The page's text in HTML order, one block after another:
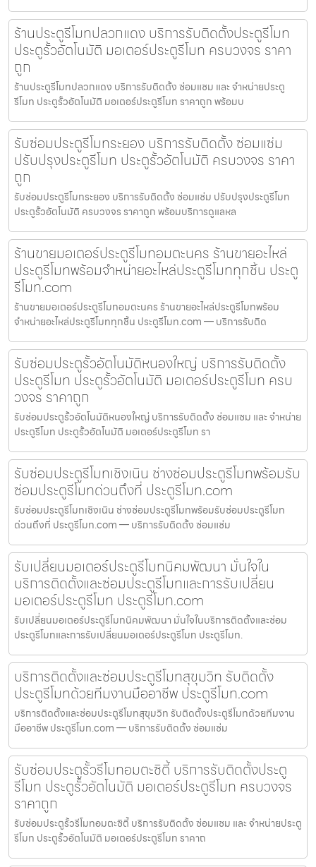
ร้านประตูรีโมทปลวกแดง บริการรับติดตั้งประตูรีโมท
ประตูรั้วอัตโนมัติ มอเตอร์ประตูรีโมท ครบวงจร ราคา
ถูก
ร้านประตูรีโมทปลวกแดง บริการรับติดตั้ง ซ่อมแซม และ จำหน่ายประตู
รีโมท ประตูรั้วอัตโนมัติ มอเตอร์ประตูรีโมท ราคาถูก พร้อมบ
รับซ่อมประตูรีโมทระยอง บริการรับติดตั้ง ซ่อมแซ่ม
ปรับปรุงประตูรีโมท ประตูรั้วอัตโนมัติ ครบวงจร ราคา
ถูก
รับซ่อมประตูรีโมทระยอง บริการรับติดตั้ง ซ่อมแซ่ม ปรับปรุงประตูรีโมท
ประตูรั้วอัตโนมัติ ครบวงจร ราคาถูก พร้อมบริการดูแลหล
ร้านขายมอเตอร์ประตูรีโมทอมตะนคร ร้านขายอะไหล่
ประตูรีโมทพร้อมจำหน่ายอะไหล่ประตูรีโมททุกชิ้น ประตู
รีโมท.com
ร้านขายมอเตอร์ประตูรีโมทอมตะนคร ร้านขายอะไหล่ประตูรีโมทพร้อม
จำหน่ายอะไหล่ประตูรีโมททุกชิ้น ประตูรีโมท.com — บริการรับติด
รับซ่อมประตูรั้วอัตโนมัติหนองใหญ่ บริการรับติดตั้ง
ประตูรีโมท ประตูรั้วอัตโนมัติ มอเตอร์ประตูรีโมท ครบ
วงจร ราคาถูก
รับซ่อมประตูรั้วอัตโนมัติหนองใหญ่ บริการรับติดตั้ง ซ่อมแซม และ จำหน่าย
ประตูรีโมท ประตูรั้วอัตโนมัติ มอเตอร์ประตูรีโมท รา
รับซ่อมประตูรีโมทเชิงเนิน ช่างซ่อมประตูรีโมทพร้อมรับ
ซ่อมประตูรีโมทด่วนถึงที่ ประตูรีโมท.com
รับซ่อมประตูรีโมทเชิงเนิน ช่างซ่อมประตูรีโมทพร้อมรับซ่อมประตูรีโมท
ด่วนถึงที่ ประตูรีโมท.com — บริการรับติดตั้ง ซ่อมแซ่ม
รับเปลี่ยนมอเตอร์ประตูรีโมทนิคมพัฒนา มั่นใจใน
บริการติดตั้งและซ่อมประตูรีโมทและการรับเปลี่ยน
มอเตอร์ประตูรีโมท ประตูรีโมท.com
รับเปลี่ยนมอเตอร์ประตูรีโมทนิคมพัฒนา มั่นใจในบริการติดตั้งและซ่อม
ประตูรีโมทและการรับเปลี่ยนมอเตอร์ประตูรีโมท ประตูรีโมท.
บริการติดตั้งและซ่อมประตูรีโมทสุขุมวิท รับติดตั้ง
ประตูรีโมทด้วยทีมงานมืออาชีพ ประตูรีโมท.com
บริการติดตั้งและซ่อมประตูรีโมทสุขุมวิท รับติดตั้งประตูรีโมทด้วยทีมงาน
มืออาชีพ ประตูรีโมท.com — บริการรับติดตั้ง ซ่อมแซ่ม
รับซ่อมประตูรั้วรีโมทอมตะซิตี้ บริการรับติดตั้งประตู
รีโมท ประตูรั้วอัตโนมัติ มอเตอร์ประตูรีโมท ครบวงจร
ราคาถูก
รับซ่อมประตูรั้วรีโมทอมตะซิตี้ บริการรับติดตั้ง ซ่อมแซม และ จำหน่ายประตู
รีโมท ประตูรั้วอัตโนมัติ มอเตอร์ประตูรีโมท ราคาถ